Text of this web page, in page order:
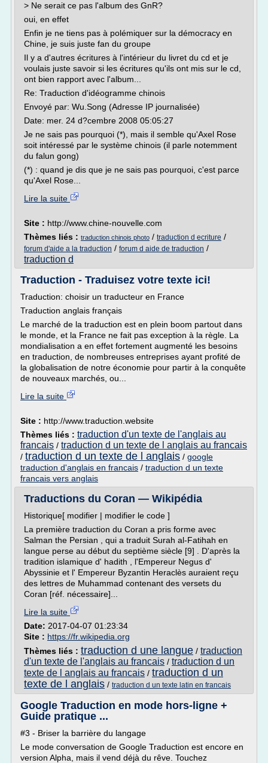
> Ne serait ce pas l'album des GnR?
oui, en effet
Enfin je ne tiens pas à polémiquer sur la démocracy en
Chine, je suis juste fan du groupe
Il y a d'autres écritures à l'intérieur du livret du cd et je
voulais juste savoir si les écritures qu'ils ont mis sur le cd,
ont bien rapport avec l'album...
Re: Traduction d'idéogramme chinois
Envoyé par: Wu.Song (Adresse IP journalisée)
Date: mer. 24 d?cembre 2008 05:05:27
Je ne sais pas pourquoi (*), mais il semble qu'Axel Rose
soit intéressé par le système chinois (il parle notemment
du falun gong)
(*) : quand je dis que je ne sais pas pourquoi, c'est parce
qu'Axel Rose...
Lire la suite
Site : http://www.chine-nouvelle.com
Thèmes liés : traduction chinois photo / traduction d ecriture /
forum d'aide a la traduction / forum d aide de traduction /
traduction d
Traduction - Traduisez votre texte ici!
Traduction: choisir un traducteur en France
Traduction anglais français
Le marché de la traduction est en plein boom partout dans
le monde, et la France ne fait pas exception à la règle. La
mondialisation a en effet fortement augmenté les besoins
en traduction, de nombreuses entreprises ayant profité de
la globalisation de notre économie pour partir à la conquête
de nouveaux marchés, ou...
Lire la suite
Site : http://www.traduction.website
Thèmes liés : traduction d'un texte de l'anglais au
francais / traduction d un texte de l anglais au francais
/ traduction d un texte de l anglais / google
traduction d'anglais en francais / traduction d un texte
francais vers anglais
Traductions du Coran — Wikipédia
Historique[ modifier | modifier le code ]
La première traduction du Coran a pris forme avec
Salman the Persian , qui a traduit Surah al-Fatihah en
langue perse au début du septième siècle [9] . D'après la
tradition islamique d' hadith , l'Empereur Negus d'
Abyssinie et l' Empereur Byzantin Heraclès auraient reçu
des lettres de Muhammad contenant des versets du
Coran [réf. nécessaire]...
Lire la suite
Date: 2017-04-07 01:23:34
Site : https://fr.wikipedia.org
Thèmes liés : traduction d une langue / traduction
d'un texte de l'anglais au francais / traduction d un
texte de l anglais au francais / traduction d un
texte de l anglais / traduction d un texte latin en francais
Google Traduction en mode hors-ligne +
Guide pratique ...
#3 - Briser la barrière du langage
Le mode conversation de Google Traduction est encore en
version Alpha, mais il vend déjà du rêve. Touchez